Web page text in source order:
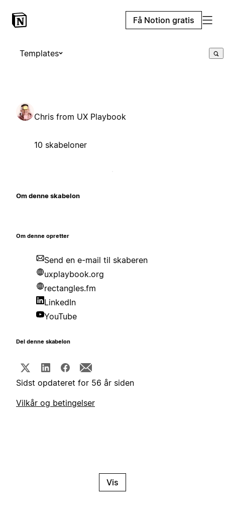
Få Notion gratis
Templates
Chris from UX Playbook
10 skabeloner
Om denne skabelon
Om denne opretter
Send en e-mail til skaberen
uxplaybook.org
rectangles.fm
LinkedIn
YouTube
Del denne skabelon
Sidst opdateret for 56 år siden
Vilkår og betingelser
Vis